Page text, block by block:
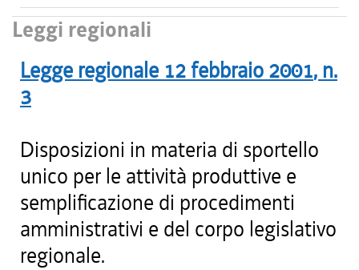
Leggi regionali
Legge regionale 12 febbraio 2001, n.
3
Disposizioni in materia di sportello
unico per le attività produttive e
semplificazione di procedimenti
amministrativi e del corpo legislativo
regionale.